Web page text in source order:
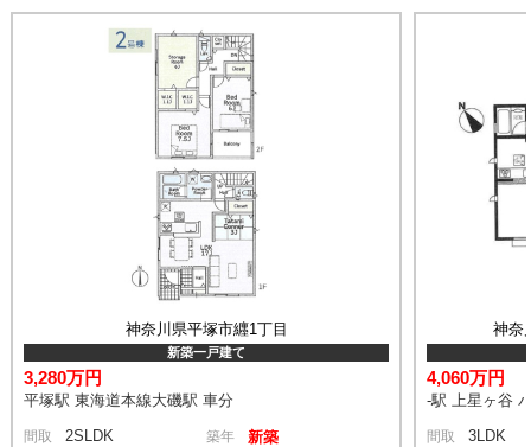
神奈川県平塚市纒1丁目
新築一戸建て
3,280万円
平塚駅 東海道本線大磯駅 車分
間取 2SLDK 築年 新築
神奈
4,060万円
-駅 上星ヶ谷
間取 3LDK